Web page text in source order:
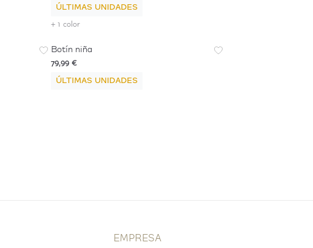
ÚLTIMAS UNIDADES
+ 1 color
Botín niña
79,99 €
ÚLTIMAS UNIDADES
EMPRESA